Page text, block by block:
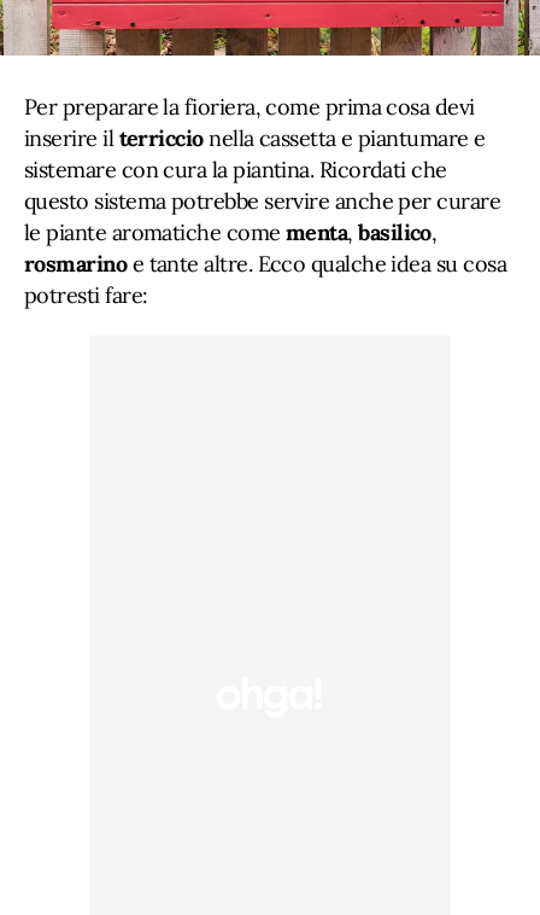
Per preparare la fioriera, come prima cosa devi
inserire il terriccionella cassetta e piantumare e
sistemare con cura la piantina. Ricordati che
questo sistema potrebbe servire anche per curare
le piante aromatiche come menta,basilico,
rosmarinoe tante altre. Ecco qualche idea su cosa
potresti fare: